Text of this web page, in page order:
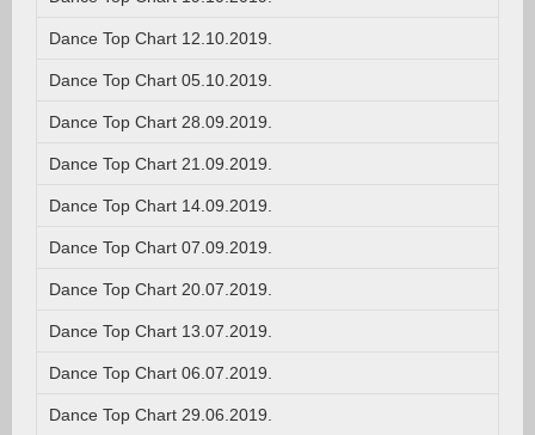
Dance Top Chart 12.10.2019.
Dance Top Chart 05.10.2019.
Dance Top Chart 28.09.2019.
Dance Top Chart 21.09.2019.
Dance Top Chart 14.09.2019.
Dance Top Chart 07.09.2019.
Dance Top Chart 20.07.2019.
Dance Top Chart 13.07.2019.
Dance Top Chart 06.07.2019.
Dance Top Chart 29.06.2019.